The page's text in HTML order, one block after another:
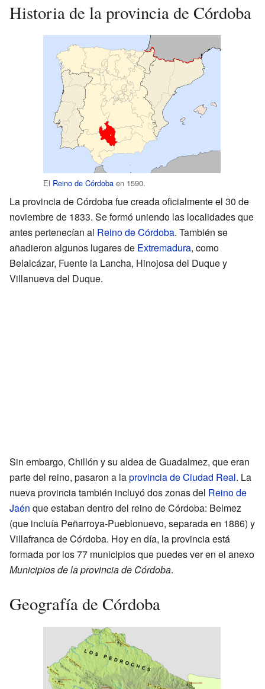
Historia de la provincia de Córdoba
El Reino de Córdoba en 1590.
La provincia de Córdoba fue creada oficialmente el 30 de
noviembre de 1833. Se formó uniendo las localidades que
antes pertenecían al Reino de Córdoba. También se
añadieron algunos lugares de Extremadura, como
Belalcázar, Fuente la Lancha, Hinojosa del Duque y
Villanueva del Duque.
Sin embargo, Chillón y su aldea de Guadalmez, que eran
parte del reino, pasaron a laprovincia de Ciudad Real. La
nueva provincia también incluyó dos zonas del Reino de
Jaén que estaban dentro del reino de Córdoba: Belmez
(que incluía Peñarroya-Pueblonuevo, separada en 1886) y
Villafranca de Córdoba. Hoy en día, la provincia está
formada por los 77 municipios que puedes ver en el anexo
Municipios de la provincia de Córdoba.
Geografía de Córdoba